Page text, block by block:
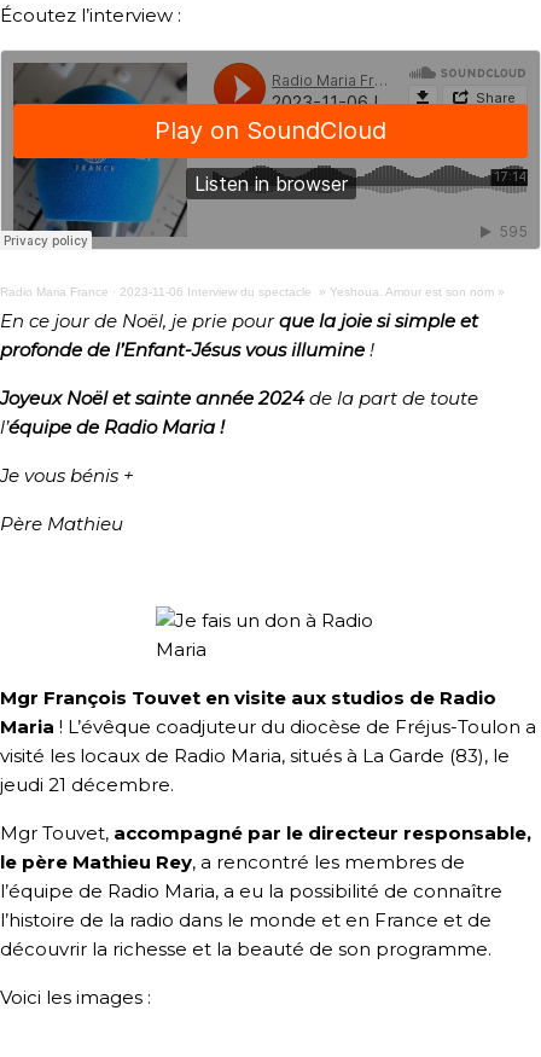
Écoutez l’interview :
Radio Maria France · 2023-11-06 Interview du spectacle » Yeshoua. Amour est son nom »
En ce jour de Noël, je prie pourque la joie si simple et
profonde de l’Enfant-Jésus vous illumine !
Joyeux Noël et sainte année 2024de la part de toute
l’équipe de Radio Maria !
Je vous bénis +
Père Mathieu
Mgr François Touvet en visite aux studios de Radio
Maria ! L’évêque coadjuteur du diocèse de Fréjus-Toulon a
visité les locaux de Radio Maria, situés à La Garde (83), le
jeudi 21 décembre.
Mgr Touvet, accompagné par le directeur responsable,
le père Mathieu Rey, a rencontré les membres de
l’équipe de Radio Maria, a eu la possibilité de connaître
l’histoire de la radio dans le monde et en France et de
découvrir la richesse et la beauté de son programme.
Voici les images :